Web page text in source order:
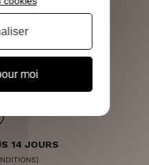
RAPIDE
70€
14 JOURS
moi